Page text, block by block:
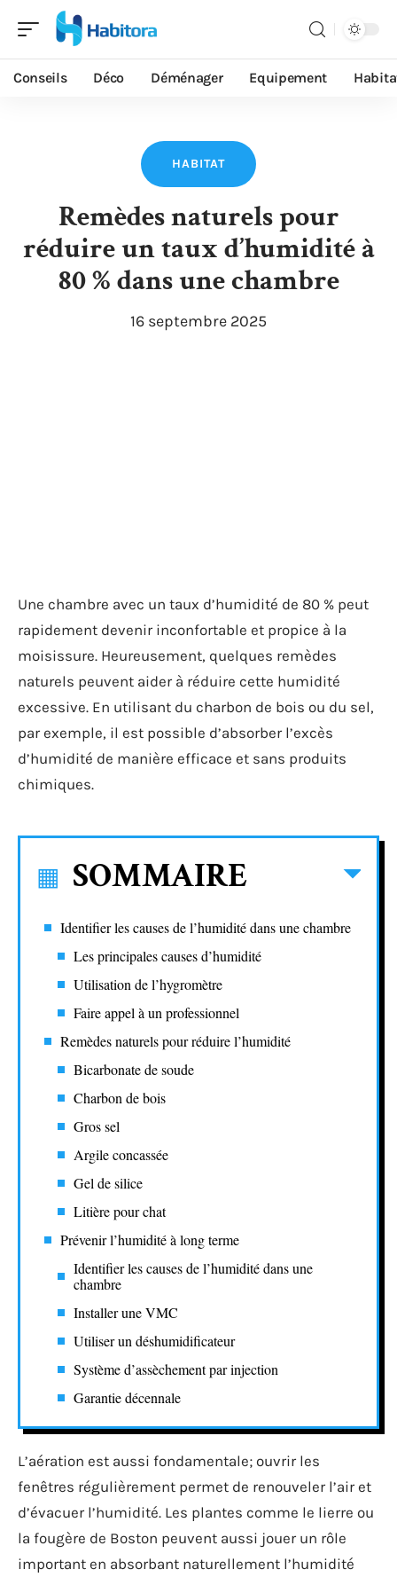
Conseils Déco Déménager Equipement
HABITAT
Remèdes naturels pour
réduire un taux d’humidité à
80 % dans une chambre
16 septembre 2025
Une chambre avec un taux d’humidité de 80 % peut
rapidement devenir inconfortable et propice à la
moisissure. Heureusement, quelques remèdes
naturels peuvent aider à réduire cette humidité
excessive. En utilisant du charbon de bois ou du sel,
par exemple, il est possible d’absorber l’excès
d’humidité de manière efficace et sans produits
chimiques.
SOMMAIRE
Identifier les causes de l’humidité dans une chambre
Les principales causes d’humidité
Utilisation de l’hygromètre
Faire appel à un professionnel
Remèdes naturels pour réduire l’humidité
Bicarbonate de soude
Charbon de bois
Gros sel
Argile concassée
Gel de silice
Litière pour chat
Prévenir l’humidité à long terme
Identifier les causes de l’humidité dans une
chambre
Installer une VMC
Utiliser un déshumidificateur
Système d’assèchement par injection
Garantie décennale
L’aération est aussi fondamentale; ouvrir les
fenêtres régulièrement permet de renouveler l’air et
d’évacuer l’humidité. Les plantes comme le lierre ou
la fougère de Boston peuvent aussi jouer un rôle
important en absorbant naturellement l’humidité